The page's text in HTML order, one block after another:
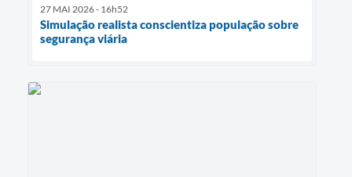
27 MAI 2026 - 16h52
Simulação realista conscientiza população sobre
segurança viária